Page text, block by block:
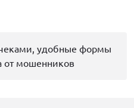
удобные формы
от мошенников